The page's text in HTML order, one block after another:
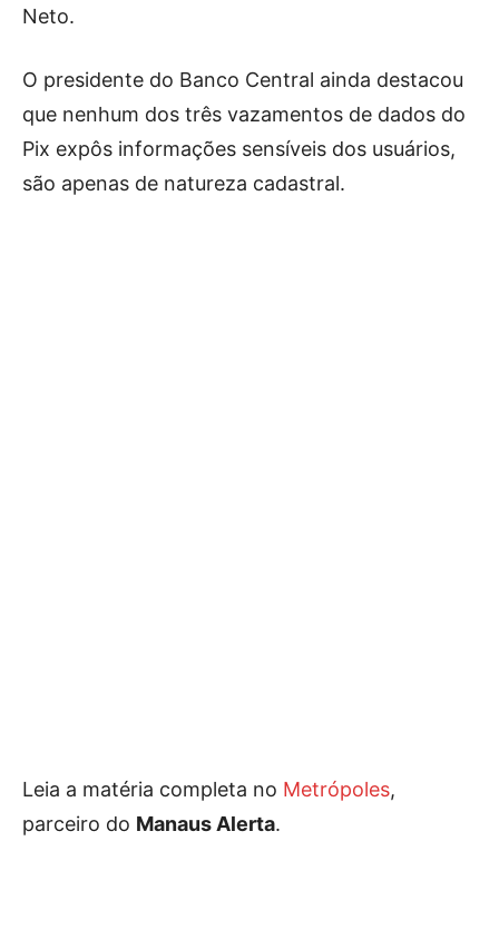
Neto.
O presidente do Banco Central ainda destacou
que nenhum dos três vazamentos de dados do
Pix expôs informações sensíveis dos usuários,
são apenas de natureza cadastral.
Leia a matéria completa no Metrópoles,
parceiro do Manaus Alerta.